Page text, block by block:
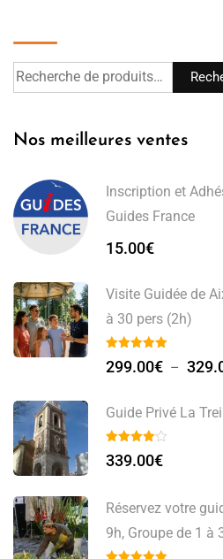
Nos meilleures ventes
Inscription et
Guides France
15.00€
Visite Guidée de
à 30 pers (2h)
299.00€ –
Guide Privé La
339.00€
Réservez votre
9h, Groupe de 1 à